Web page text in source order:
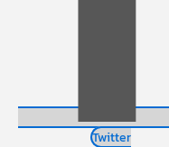
Twitter